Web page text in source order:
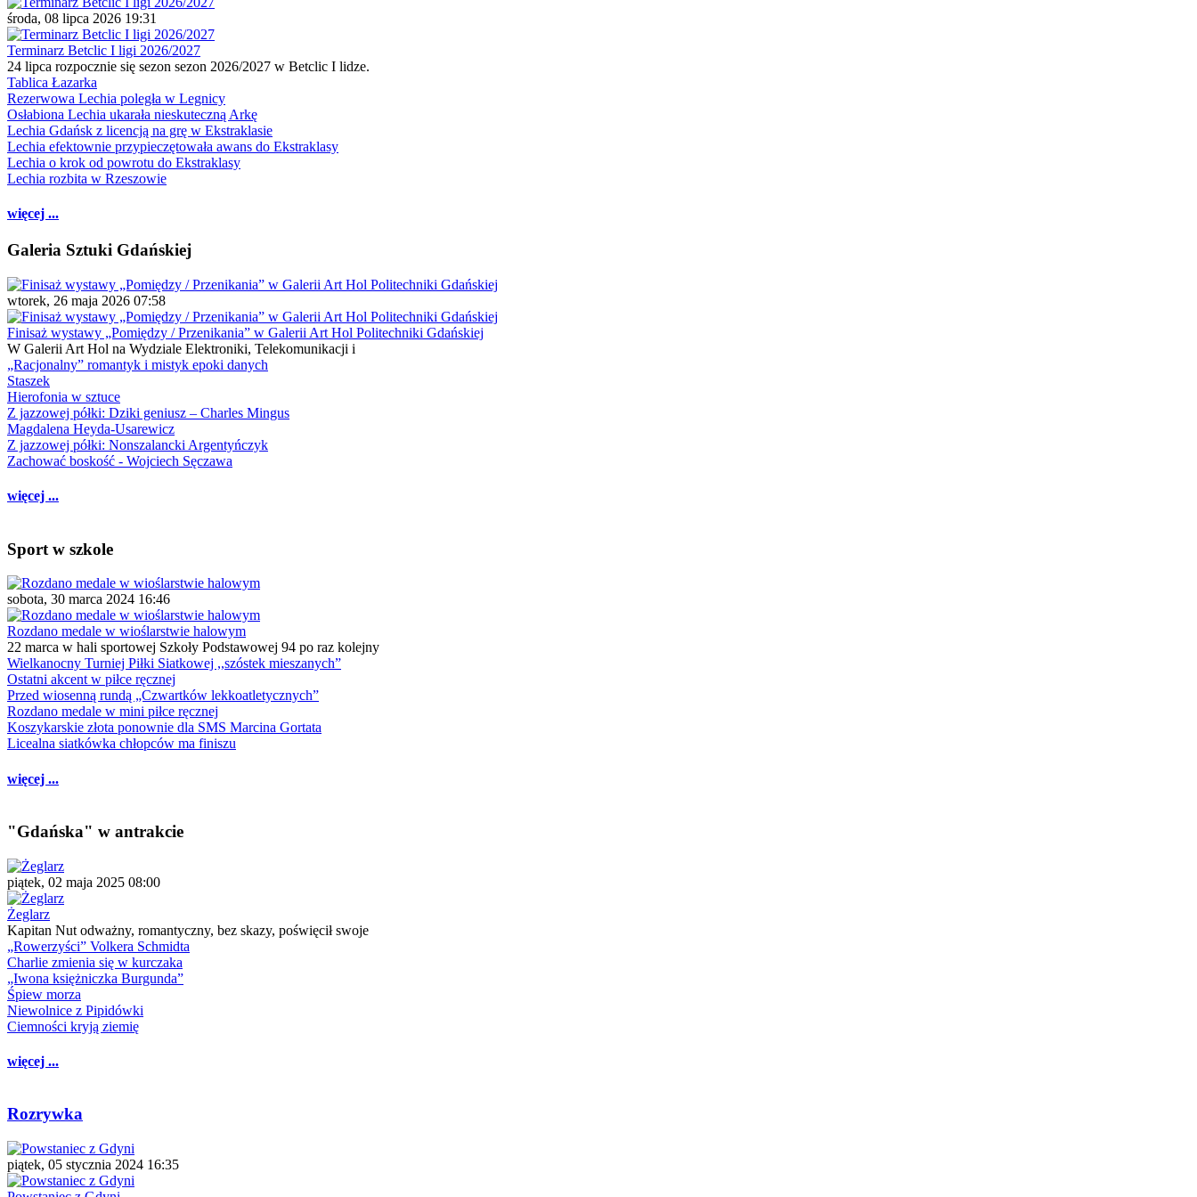
środa, 08 lipca 2026 19:31
Terminarz Betclic I ligi 2026/2027
24 lipca rozpocznie się sezon sezon 2026/2027 w Betclic I lidze.
Tablica Łazarka
Rezerwowa Lechia poległa w Legnicy
Osłabiona Lechia ukarała nieskuteczną Arkę
Lechia Gdańsk z licencją na grę w Ekstraklasie
Lechia efektownie przypieczętowała awans do Ekstraklasy
Lechia o krok od powrotu do Ekstraklasy
Lechia rozbita w Rzeszowie
więcej ...
Galeria Sztuki Gdańskiej
wtorek, 26 maja 2026 07:58
Finisaż wystawy „Pomiędzy / Przenikania” w Galerii Art Hol Politechniki Gdańskiej
W Galerii Art Hol na Wydziale Elektroniki, Telekomunikacji i
„Racjonalny” romantyk i mistyk epoki danych
Staszek
Hierofonia w sztuce
Z jazzowej półki: Dziki geniusz – Charles Mingus
Magdalena Heyda-Usarewicz
Z jazzowej półki: Nonszalancki Argentyńczyk
Zachować boskość - Wojciech Sęczawa
więcej ...
Sport w szkole
sobota, 30 marca 2024 16:46
Rozdano medale w wioślarstwie halowym
22 marca w hali sportowej Szkoły Podstawowej 94 po raz kolejny
Wielkanocny Turniej Piłki Siatkowej ,,szóstek mieszanych”
Ostatni akcent w piłce ręcznej
Przed wiosenną rundą „Czwartków lekkoatletycznych”
Rozdano medale w mini piłce ręcznej
Koszykarskie złota ponownie dla SMS Marcina Gortata
Licealna siatkówka chłopców ma finiszu
więcej ...
"Gdańska" w antrakcie
piątek, 02 maja 2025 08:00
Żeglarz
Kapitan Nut odważny, romantyczny, bez skazy, poświęcił swoje
„Rowerzyści” Volkera Schmidta
Charlie zmienia się w kurczaka
„Iwona księżniczka Burgunda”
Śpiew morza
Niewolnice z Pipidówki
Ciemności kryją ziemię
więcej ...
Rozrywka
piątek, 05 stycznia 2024 16:35